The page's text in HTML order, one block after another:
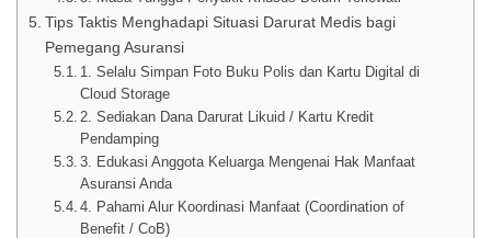
Tips Taktis Menghadapi Situasi Darurat Medis bagi
Pemegang Asuransi
1. Selalu Simpan Foto Buku Polis dan Kartu Digital di
Cloud Storage
2. Sediakan Dana Darurat Likuid / Kartu Kredit
Pendamping
3. Edukasi Anggota Keluarga Mengenai Hak Manfaat
Asuransi Anda
4. Pahami Alur Koordinasi Manfaat (Coordination of
Benefit / CoB)